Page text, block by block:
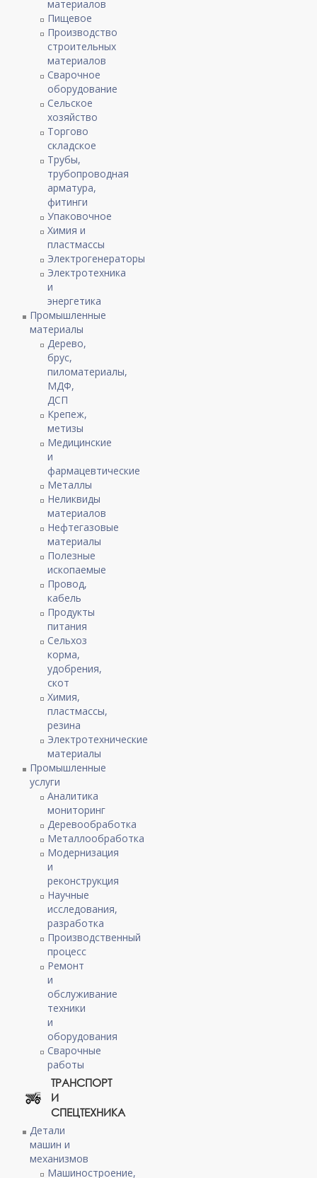
материалов
Пищевое
Производство
строительных
материалов
Сварочное
оборудование
Сельское
хозяйство
Торгово
складское
Трубы,
трубопроводная
арматура,
фитинги
Упаковочное
Химия и
пластмассы
Электрогенераторы
Электротехника
и
энергетика
Промышленные
материалы
Дерево,
брус,
пиломатериалы,
МДФ,
ДСП
Крепеж,
метизы
Медицинские
и
фармацевтические
Металлы
Неликвиды
материалов
Нефтегазовые
материалы
Полезные
ископаемые
Провод,
кабель
Продукты
питания
Сельхоз
корма,
удобрения,
скот
Химия,
пластмассы,
резина
Электротехнические
материалы
Промышленные
услуги
Аналитика
мониторинг
Деревообработка
Металлообработка
Модернизация
и
реконструкция
Научные
исследования,
разработка
Производственный
процесс
Ремонт
и
обслуживание
техники
и
оборудования
Сварочные
работы
ТРАНСПОРТ
И
СПЕЦТЕХНИКА
Детали
машин и
механизмов
Машиностроение,